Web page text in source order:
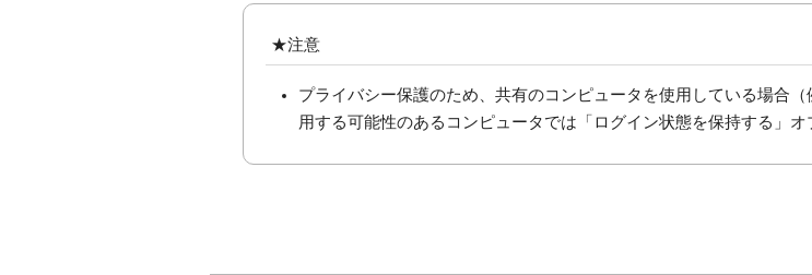
★注意
プライバシー保護のため、共有のコンピュータを使用している場合
用する可能性のあるコンピュータでは「ログイン状態を保持する」